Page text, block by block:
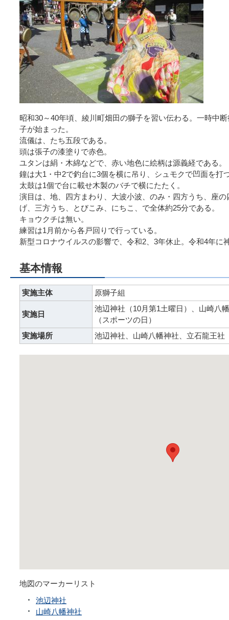
昭和30～40年頃、綾川町畑田の獅子を習い伝わる。一時中
子が始まった。
流儀は、たち五段である。
頭は張子の漆塗りで赤色。
ユタンは絹・木綿などで、赤い地色に絵柄は源義経である。
鐘は大1・中2で釣台に3個を横に吊り、シュモクで凹面を打
太鼓は1個で台に載せ木製のバチで横にたたく。
演目は、地、四方まわり、大波小波、のみ・四方うち、座
げ、三方うち、とびこみ、にちこ、で全体約25分である。
キョウクチは無い。
練習は1月前から各戸回りで行っている。
新型コロナウイルスの影響で、令和2、3年休止。令和4年に
基本情報
実施主体 原獅子組
実施日
池辺神社（10月第1土曜日）、山崎八
（スポーツの日）
実施場所
池辺神社、山崎八幡神社、立石龍王社
地図のマーカーリスト
池辺神社
山崎八幡神社